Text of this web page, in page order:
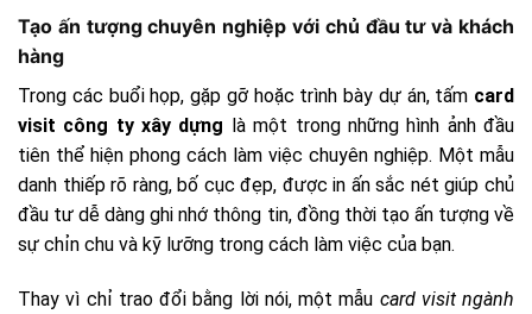
Tạo ấn tượng chuyên nghiệp với chủ đầu tư và khách
hàng
Trong các buổi họp, gặp gỡ hoặc trình bày dự án, tấm card
visit công ty xây dựng là một trong những hình ảnh đầu
tiên thể hiện phong cách làm việc chuyên nghiệp. Một mẫu
danh thiếp rõ ràng, bố cục đẹp, được in ấn sắc nét giúp chủ
đầu tư dễ dàng ghi nhớ thông tin, đồng thời tạo ấn tượng về
sự chỉn chu và kỹ lưỡng trong cách làm việc của bạn.
Thay vì chỉ trao đổi bằng lời nói, một mẫu card visit ngành